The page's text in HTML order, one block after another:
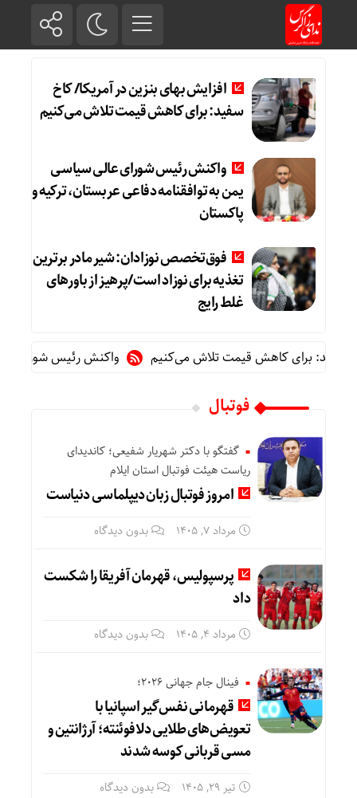
افزایش بهای بنزین در آمریکا/ کاخ
سفید: برای کاهش قیمت تلاش می‌کنیم
واکنش رئیس شورای عالی سیاسی
یمن به توافقنامه دفاعی عربستان، ترکیه و
پاکستان
فوق‌تخصص نوزادان: شیر مادر برترین
تغذیه برای نوزاد است/پرهیز از باورهای
غلط رایج
سفید: برای کاهش قیمت تلاش می‌کنیم واکنش رئیس شورای عالی
فوتبال
گفتگو با دکتر شهریار شفیعی؛ کاندیدای
ریاست هیئت فوتبال استان ایلام
امروز فوتبال زبان دیپلماسی دنیاست
مرداد ۷, ۱۴۰۵ بدون دیدگاه
پرسپولیس، قهرمان آفریقا را شکست
داد
مرداد ۴, ۱۴۰۵ بدون دیدگاه
فینال جام جهانی ۲۰۲۶؛
قهرمانی نفس‌گیر اسپانیا با
تعویض‌های طلایی دلافوئنته؛ آرژانتین و
مسی قربانی کوسه شدند
تیر ۲۹, ۱۴۰۵ بدون دیدگاه